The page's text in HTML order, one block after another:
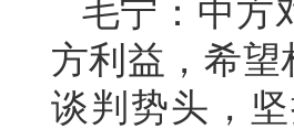
毛宁：中方
方利益，希
谈判势头，